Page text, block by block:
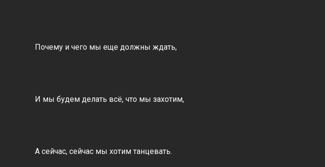
Почему и чего мы еще должны ждать,
И мы будем делать всё, что мы захотим,
А сейчас, сейчас мы хотим танцевать.